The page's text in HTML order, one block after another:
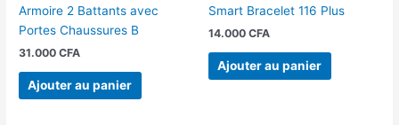
Armoire 2 Battants avec
Portes Chaussures B
31.000CFA
Ajouter au panier
Smart Bracelet 116 Plus
14.000 CFA
Ajouter au panier